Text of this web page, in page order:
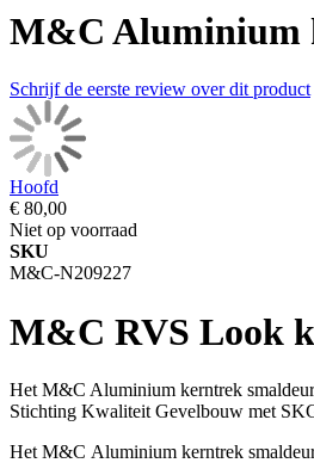
M&C Aluminium
Schrijf de eerste review over dit product
Hoofd
€ 80,00
Niet op voorraad
SKU
M&C-N209227
M&C RVS Look
Het M&C Aluminium kerntrek
Stichting Kwaliteit Gevelbouw met
Het M&C Aluminium kerntrek